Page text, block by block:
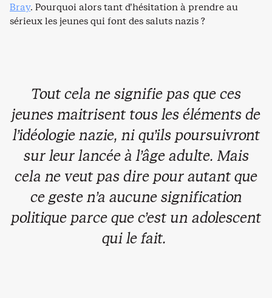
Bray. Pourquoi alors tant d’hésitation à prendre au
sérieux les jeunes qui font des saluts nazis ?
Tout cela ne signifie pas que ces
jeunes maitrisent tous les éléments de
l’idéologie nazie, ni qu’ils poursuivront
sur leur lancée à l’âge adulte. Mais
cela ne veut pas dire pour autant que
ce geste n’a aucune signification
politique parce que c’est un adolescent
qui le fait.